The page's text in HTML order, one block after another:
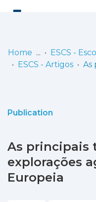
Statistics
Home
ESCS - Artigos
Publication
As principais
explorações
Europeia